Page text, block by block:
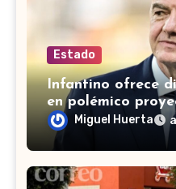
Estado
Infantino ofrece
en polémico
privada de la FIFA
Miguel Huerta